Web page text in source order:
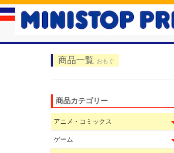
商品一覧 おもぐ
商品カテゴリー
アニメ・コミックス
ゲーム